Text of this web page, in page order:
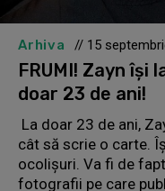
Arhiva // 15
FRUMI! Zayn îşi
doar 23 de ani!
La doar 23 de ani,
cât să scrie o carte.
ocolişuri. Va fi de
fotografii pe care